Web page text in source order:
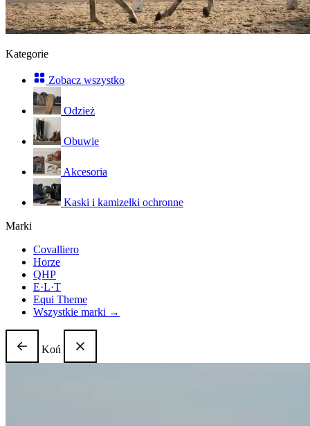
Kategorie
Zobacz wszystko
Odzież
Obuwie
Akcesoria
Kaski i kamizelki ochronne
Marki
Covalliero
Horze
QHP
E·L·T
Equi Theme
Wszystkie marki →
Koń